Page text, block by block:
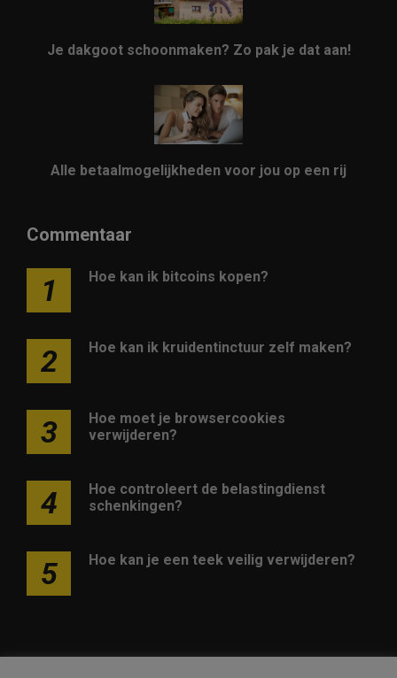
Je dakgoot schoonmaken? Zo pak je dat aan!
Alle betaalmogelijkheden voor jou op een rij
Commentaar
1 Hoe kan ik bitcoins kopen?
2 Hoe kan ik kruidentinctuur zelf maken?
3
Hoe moet je browsercookies
verwijderen?
4
Hoe controleert de belastingdienst
schenkingen?
5 Hoe kan je een teek veilig verwijderen?